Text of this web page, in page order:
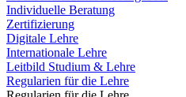
Individuelle Beratung
Zertifizierung
Digitale Lehre
Internationale Lehre
Leitbild Studium & Lehre
Regularien für die Lehre